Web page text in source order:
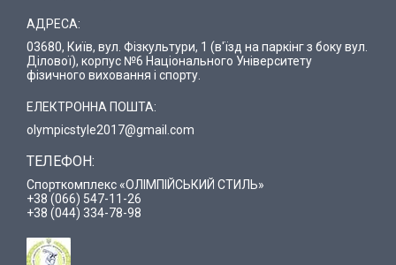
АДРЕСА:
03680, Київ, вул. Фізкультури, 1 (в'їзд на паркінг з боку вул.
Ділової), корпус №6 Національного Університету
фізичного виховання і спорту.
ЕЛЕКТРОННА ПОШТА:
olympicstyle2017@gmail.com
ТЕЛЕФОН:
Спорткомплекс «ОЛІМПІЙСЬКИЙ СТИЛЬ»
+38 (066) 547-11-26
+38 (044) 334-78-98